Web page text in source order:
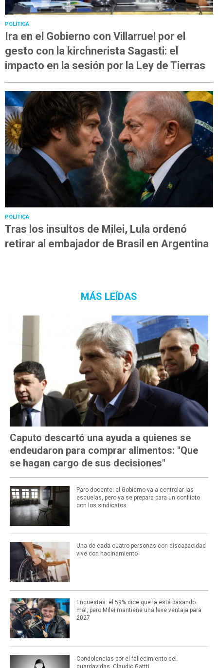
POLÍTICA
Ira en el Gobierno con Villarruel por el
gesto con la kirchnerista Sagasti: el
impacto en la sesión por la Ley de Tierras
POLÍTICA
Tras los insultos de Milei, Lula ordenó
retirar al embajador de Brasil en Argentina
MÁS LEÍDAS
Caputo descartó una ayuda a quienes se
endeudaron para comprar alimentos: "Que
se hagan cargo de sus decisiones"
Paro docente: el Gobierno va a controlar las
escuelas, pero ya se prepara para un conflicto
con los sindicatos
Una de cada cuatro personas con discapacidad
vive con hacinamiento
Encuestas: el 59% dice que la está pasando
mal, pero Milei mantiene una leve ventaja para
2027
Condolencias por el fallecimiento del
guardavidas, Claudio Gattti